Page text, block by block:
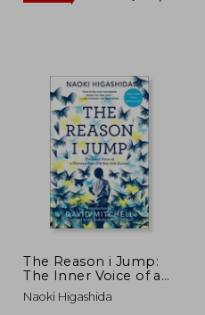
55%
dcto.
The Reason i Jump:
The Inner Voice of a
Thirteen-Year-Old
boy With Autism (en
Naoki Higashida